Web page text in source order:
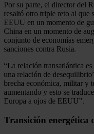
Por su parte, el director del
resaltó otro triple reto al que
EEUU en un momento de
China en un momento de
conjunto de economías
sanciones contra Rusia.
“La relación transatlántica
una relación de
brecha económica, militar y
aumentando y esto se
Europa a ojos de EEUU”.
Transición energética